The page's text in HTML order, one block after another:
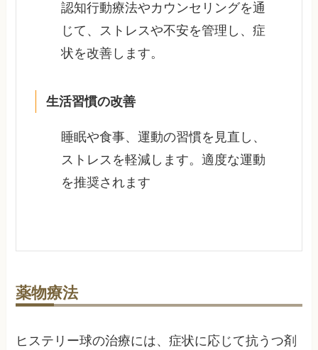
認知行動療法やカウンセリングを通
じて、ストレスや不安を管理し、症
状を改善します。
生活習慣の改善
睡眠や食事、運動の習慣を見直し、
ストレスを軽減します。適度な運動
を推奨されます
薬物療法
ヒステリー球の治療には、症状に応じて抗うつ剤